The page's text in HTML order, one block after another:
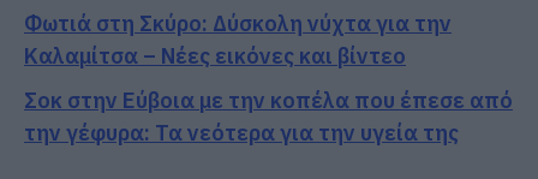
Φωτιά στη Σκύρο: Δύσκολη νύχτα για την
Καλαμίτσα – Νέες εικόνες και βίντεο
Σοκ στην Εύβοια με την κοπέλα που έπεσε από
την γέφυρα: Τα νεότερα για την υγεία της